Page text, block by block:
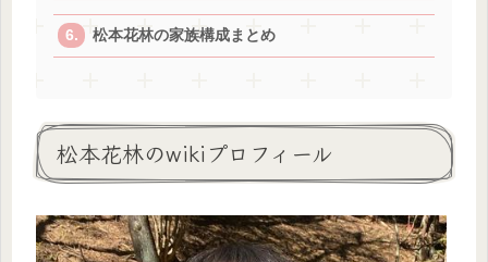
松本花林の家族構成まとめ
松本花林のwikiプロフィール